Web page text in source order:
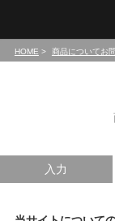
HOME 商品についてお
入力